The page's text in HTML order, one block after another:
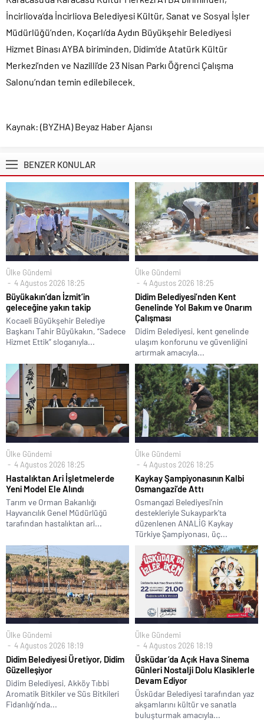
İncirliova’da İncirliova Belediyesi Kültür, Sanat ve Sosyal İşler
Müdürlüğü’nden, Koçarlı’da Aydın Büyükşehir Belediyesi
Hizmet Binası AYBA biriminden, Didim’de Atatürk Kültür
Merkezi’nden ve Nazilli’de 23 Nisan Parkı Öğrenci Çalışma
Salonu’ndan temin edilebilecek.
Kaynak: (BYZHA) Beyaz Haber Ajansı
BENZER KONULAR
Ülke Gündemi
4 Ağustos 2026 18:25
Büyükakın’dan İzmit’in
geleceğine yakın takip
Kocaeli Büyükşehir Belediye
Başkanı Tahir Büyükakın, “Sadece
Hizmet Ettik” sloganıyla...
Ülke Gündemi
4 Ağustos 2026 18:25
Didim Belediyesi’nden Kent
Genelinde Yol Bakım ve Onarım
Çalışması
Didim Belediyesi, kent genelinde
ulaşım konforunu ve güvenliğini
artırmak amacıyla...
Ülke Gündemi
4 Ağustos 2026 18:25
Hastalıktan Ari İşletmelerde
Yeni Model Ele Alındı
Tarım ve Orman Bakanlığı
Hayvancılık Genel Müdürlüğü
tarafından hastalıktan ari...
Ülke Gündemi
4 Ağustos 2026 18:25
Kaykay Şampiyonasının Kalbi
Osmangazi’de Attı
Osmangazi Belediyesi’nin
destekleriyle Sukaypark’ta
düzenlenen ANALİG Kaykay
Türkiye Şampiyonası, üç...
Ülke Gündemi
4 Ağustos 2026 18:19
Didim Belediyesi Üretiyor, Didim
Güzelleşiyor
Didim Belediyesi, Akköy Tıbbi
Aromatik Bitkiler ve Süs Bitkileri
Fidanlığı’nda...
Ülke Gündemi
4 Ağustos 2026 18:19
Üsküdar’da Açık Hava Sinema
Günleri Nostalji Dolu Klasiklerle
Devam Ediyor
Üsküdar Belediyesi tarafından yaz
akşamlarını kültür ve sanatla
buluşturmak amacıyla...